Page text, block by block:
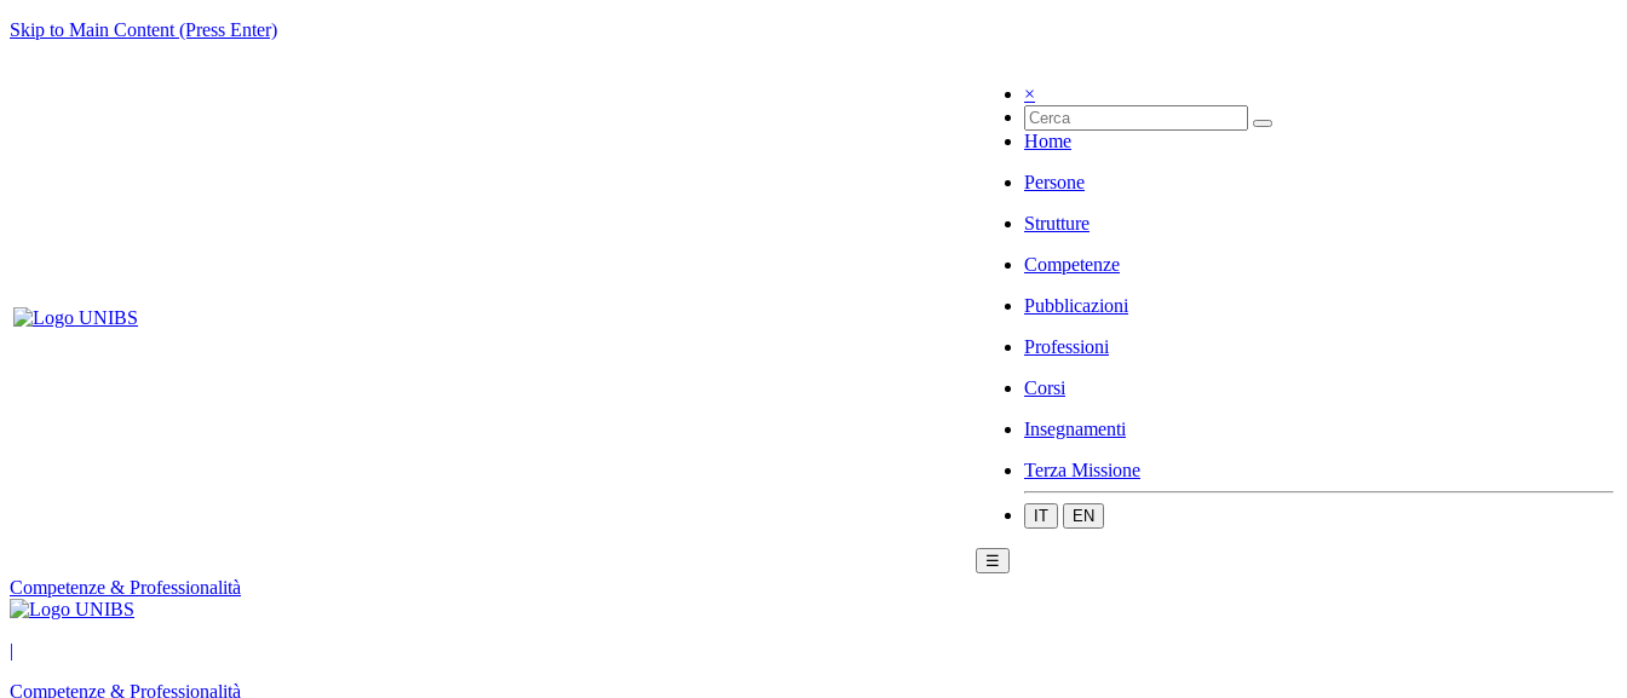
Skip to Main Content (Press Enter)
×
Home
Persone
Strutture
Competenze
Pubblicazioni
Professioni
Corsi
Insegnamenti
Terza Missione
IT EN
☰
Competenze & Professionalità
|
Competenze & Professionalità